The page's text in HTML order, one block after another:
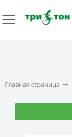
Главная страница